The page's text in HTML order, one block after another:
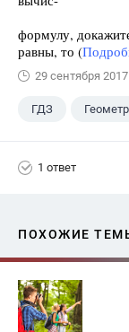
формулу,
равны, то (
29 сентября 2017
ГДЗ
1 ответ
ПОХОЖИЕ